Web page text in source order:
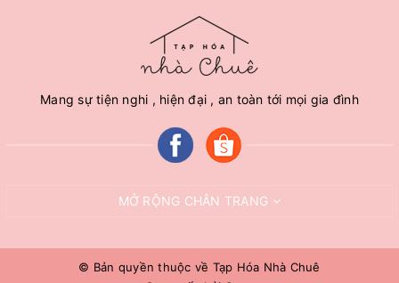
Mang sự tiện nghi , hiện đại , an toàn tới mọi gia đình
MỞ RỘNG CHÂN TRANG
© Bản quyền thuộc về Tạp Hóa Nhà Chuê